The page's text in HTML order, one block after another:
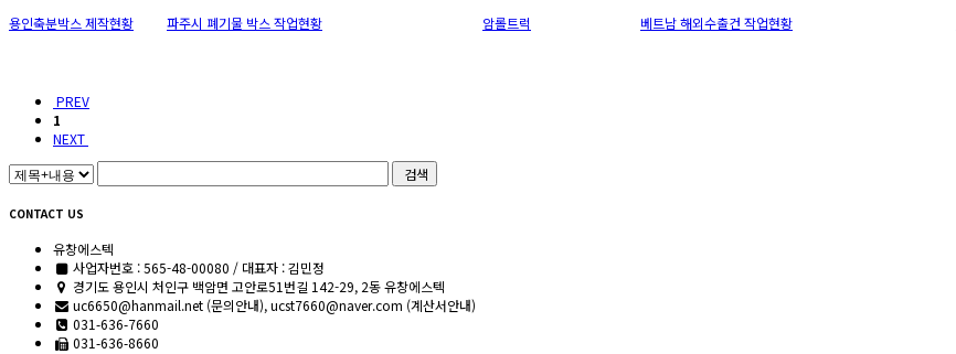
용인축분박스 제작현황
파주시 폐기물 박스 작업현황
암롤트럭
베트남 해외수출건 작업현황
PREV
1
NEXT
검색
CONTACT US
유창에스텍
사업자번호 : 565-48-00080 / 대표자 : 김민정
경기도 용인시 처인구 백암면 고안로51번길 142-29, 2동 유창에스텍
uc6650@hanmail.net (문의안내), ucst7660@naver.com (계산서안내)
031-636-7660
031-636-8660